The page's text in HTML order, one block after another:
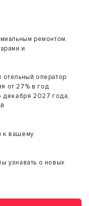
ремонтом,
и
оператор
от 27% в год
декабря 2027 года,
к вашему
узнавать о новых